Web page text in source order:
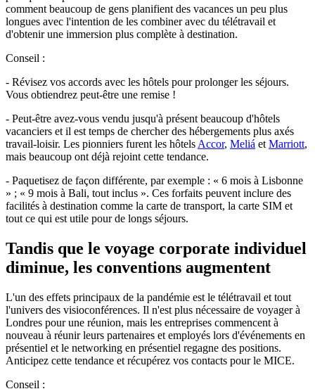
comment beaucoup de gens planifient des vacances un peu plus
longues avec l'intention de les combiner avec du télétravail et
d'obtenir une immersion plus complète à destination.
Conseil :
- Révisez vos accords avec les hôtels pour prolonger les séjours.
Vous obtiendrez peut-être une remise !
- Peut-être avez-vous vendu jusqu'à présent beaucoup d'hôtels
vacanciers et il est temps de chercher des hébergements plus axés
travail-loisir. Les pionniers furent les hôtels Accor, Meliá et Marriott,
mais beaucoup ont déjà rejoint cette tendance.
- Paquetisez de façon différente, par exemple : « 6 mois à Lisbonne
» ; « 9 mois à Bali, tout inclus ». Ces forfaits peuvent inclure des
facilités à destination comme la carte de transport, la carte SIM et
tout ce qui est utile pour de longs séjours.
Tandis que le voyage corporate individuel
diminue, les conventions augmentent
L'un des effets principaux de la pandémie est le télétravail et tout
l'univers des visioconférences. Il n'est plus nécessaire de voyager à
Londres pour une réunion, mais les entreprises commencent à
nouveau à réunir leurs partenaires et employés lors d'événements en
présentiel et le networking en présentiel regagne des positions.
Anticipez cette tendance et récupérez vos contacts pour le MICE.
Conseil :